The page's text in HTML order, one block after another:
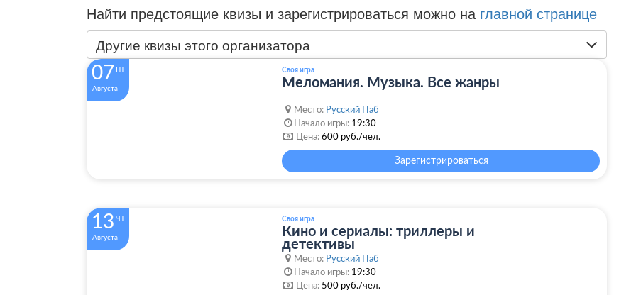
Найти предстоящие квизы и зарегистрироваться можно на главной странице
Другие квизы этого организатора
07 ПТ
Августа
Своя игра
Меломания. Музыка. Все жанры
Место: Русский Паб
Начало игры: 19:30
Цена: 600 руб./чел.
Зарегистрироваться
13 ЧТ
Августа
Своя игра
Кино и сериалы: триллеры и
детективы
Место: Русский Паб
Начало игры: 19:30
Цена: 500 руб./чел.